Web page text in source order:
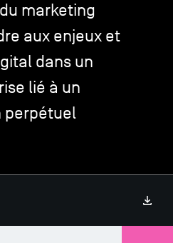
marketing
aux enjeux et
dans un
lié à un
perpétuel